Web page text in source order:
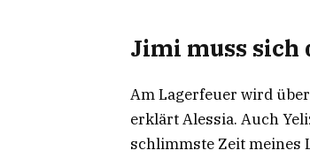
Jimi muss sich
Am Lagerfeuer wird
erklärt Alessia. Auch
schlimmste Zeit meines